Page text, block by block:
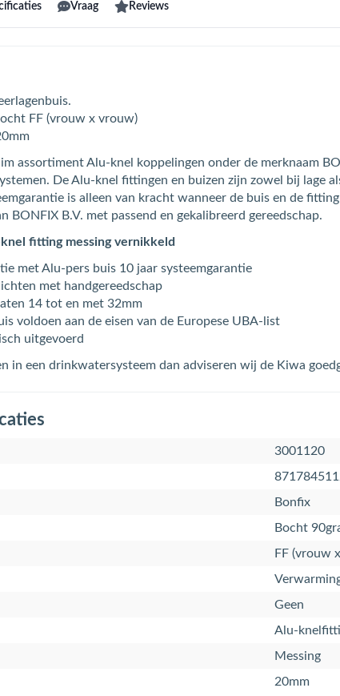
Vraag Reviews
FF (vrouw x vrouw)
assortiment Alu-knel koppelingen onder de merknaam
De Alu-knel fittingen en buizen zijn zowel bij lage
is alleen van kracht wanneer de buis en de
BONFIX B.V. met passend en gekalibreerd gereedschap.
fitting messing vernikkeld
met Alu-pers buis 10 jaar systeemgarantie
met handgereedschap
14 tot en met 32mm
voldoen aan de eisen van de Europese UBA-list
uitgevoerd
in een drinkwatersysteem dan adviseren wij de Kiwa
3001120
Bonfix
Bocht
FF (vrouw
Geen
Alu-
Messing
20mm